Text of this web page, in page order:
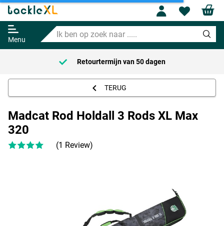
Menu
Ik
ben
op
zoek
naar
Profile
Madcat Rod Holdall 3 Rods XL
Max 320
129.99
Retourtermijn van 50 dagen
TERUG
Madcat Rod Holdall 3 Rods XL Max
320
(1 Review)